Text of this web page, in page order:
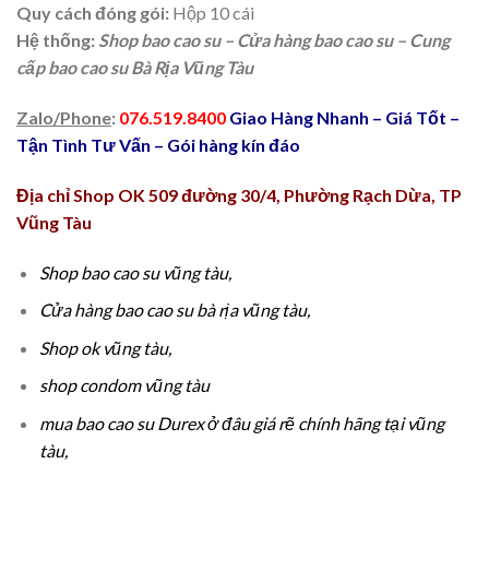
Quy cách đóng gói: Hộp 10 cái
Hệ thống: Shop bao cao su – Cửa hàng bao cao su – Cung
cấp bao cao su Bà Rịa Vũng Tàu
Zalo/Phone: 076.519.8400 Giao Hàng Nhanh – Giá Tốt –
Tận Tình Tư Vấn – Gói hàng kín đáo
Địa chỉ Shop OK 509 đường 30/4, Phường Rạch Dừa, TP
Vũng Tàu
Shopbao cao suvũng tàu,
Cửa hàng bao cao su bà rịa vũng tàu,
Shop ok vũng tàu,
shop condom vũng tàu
mua bao cao su Durex ở đâu giá rẽ chính hãng tại vũng
tàu,